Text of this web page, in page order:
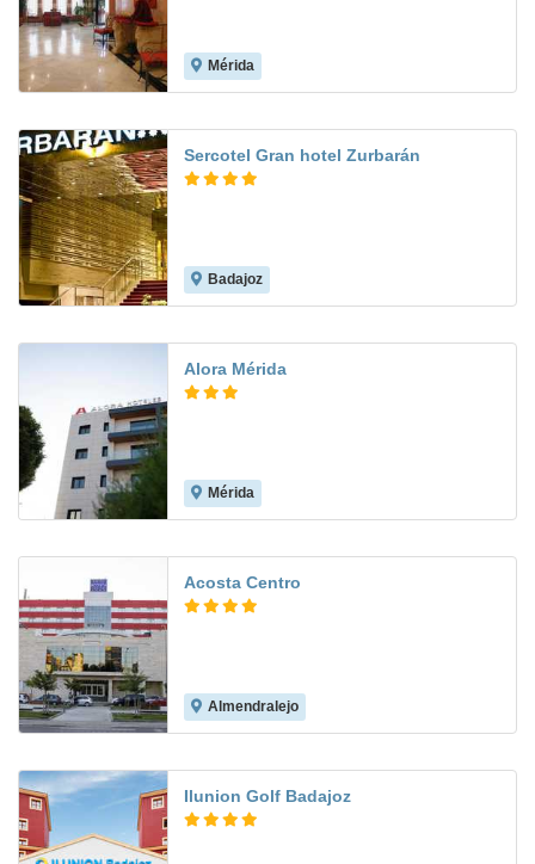
Mérida
Sercotel Gran hotel Zurbarán
Badajoz
Alora Mérida
Mérida
Acosta Centro
Almendralejo
Ilunion Golf Badajoz